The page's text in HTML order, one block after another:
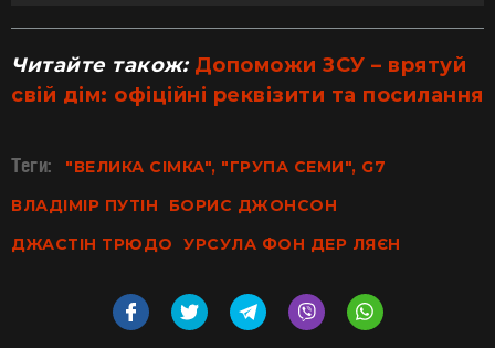
Читайте також: Допоможи ЗСУ – врятуй
свій дім: офіційні реквізити та посилання
Теги:
"ВЕЛИКА СІМКА", "ГРУПА СЕМИ", G7
ВЛАДІМІР ПУТІН
БОРИС ДЖОНСОН
ДЖАСТІН ТРЮДО
УРСУЛА ФОН ДЕР ЛЯЄН